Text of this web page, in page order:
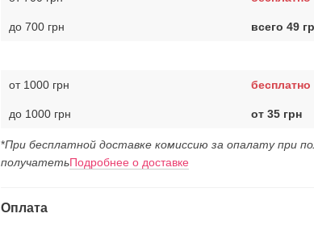
до 700 грн всего 49
от 1000 грн бесплатно
до 1000 грн от 35 грн
*При бесплатной доставке комиссию за опалату при
получатетьПодробнее о доставке
Оплата